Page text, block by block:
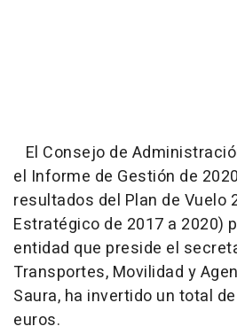
El Consejo de
el Informe de Gestión de
resultados del Plan de Vuelo
Estratégico de 2017 a 2020)
entidad que preside el
Transportes, Movilidad y
Saura, ha invertido un total
euros.